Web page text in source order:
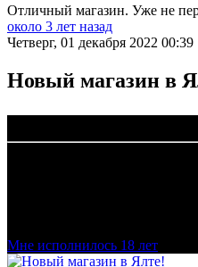
Отличный магазин. Уже не
около 3 лет назад
Четверг, 01 декабря 2022 00:39
Новый магазин в
Мне исполнилось 18 лет